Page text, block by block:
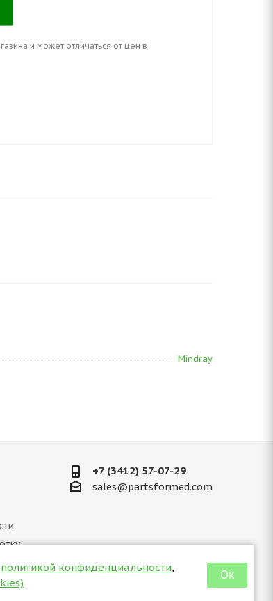
политикой конфиденциальности,
Ок
и может отличаться от цен в
Mindray
куки
+7 (3412) 57-07-29
sales@partsformed.com